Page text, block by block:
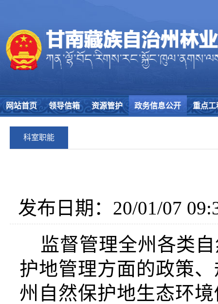
网站首页 领导信箱 资源管护 政务信息公开 重点工
科室职能
发布日期：20/01/07
监督管理全州各类
护地管理方面的政策
州自然保护地生态环